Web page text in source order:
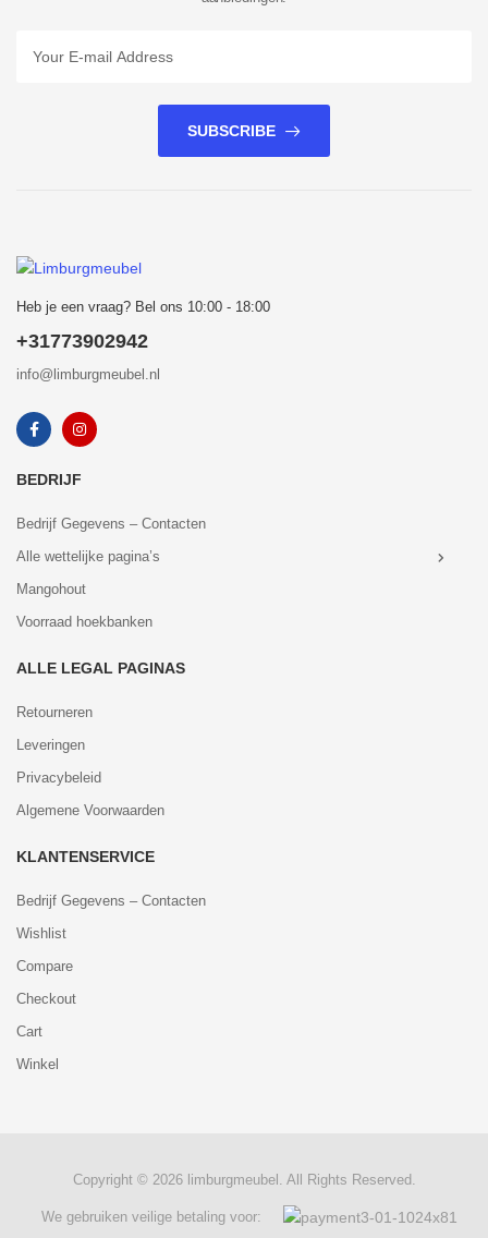
SUBSCRIBE
Heb je een vraag? Bel ons 10:00 - 18:00
+31773902942
info@limburgmeubel.nl
BEDRIJF
Bedrijf Gegevens – Contacten
Alle wettelijke pagina’s
Mangohout
Voorraad hoekbanken
ALLE LEGAL PAGINAS
Retourneren
Leveringen
Privacybeleid
Algemene Voorwaarden
KLANTENSERVICE
Bedrijf Gegevens – Contacten
Wishlist
Compare
Checkout
Cart
Winkel
Copyright © 2026 limburgmeubel. All Rights Reserved.
We gebruiken veilige betaling voor: